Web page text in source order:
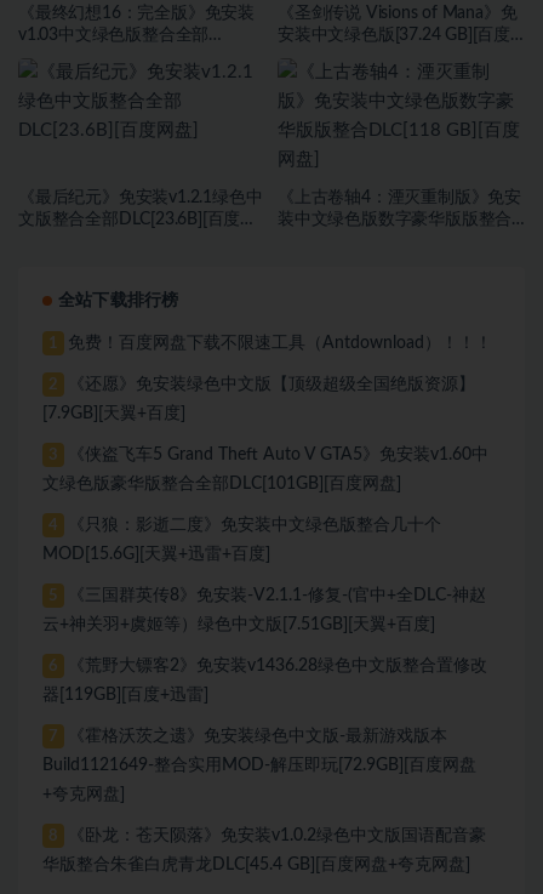
《最终幻想16：完全版》免安装
v1.03中文绿色版整合全部
盘]
《圣剑传说 Visions of Mana》免
安装中文绿色版[37.24 GB][百度
《最后纪元》免安装v1.2.1绿色中
文版整合全部DLC[23.6B][百度网
《上古卷轴4：湮灭重制版》免安
装中文绿色版数字豪华版版整合
全站下载排行榜
1 免费！百度网盘下载不限速工具（Antdownload）！！！
2
《还愿》免安装绿色中文版【顶级超级全国绝版资源】
[7.9GB][天翼+百度]
3
《侠盗飞车5 Grand Theft Auto V GTA5》免安装v1.60中
文绿色版豪华版整合全部DLC[101GB][百度网盘]
4
《只狼：影逝二度》免安装中文绿色版整合几十个
MOD[15.6G][天翼+迅雷+百度]
5
《三国群英传8》免安装-V2.1.1-修复-(官中+全DLC-神赵
云+神关羽+虞姬等）绿色中文版[7.51GB][天翼+百度]
6
《荒野大镖客2》免安装v1436.28绿色中文版整合置修改
器[119GB][百度+迅雷]
7
《霍格沃茨之遗》免安装绿色中文版-最新游戏版本
Build1121649-整合实用MOD-解压即玩[72.9GB][百度网盘
+夸克网盘]
8
《卧龙：苍天陨落》免安装v1.0.2绿色中文版国语配音豪
华版整合朱雀白虎青龙DLC[45.4 GB][百度网盘+夸克网盘]